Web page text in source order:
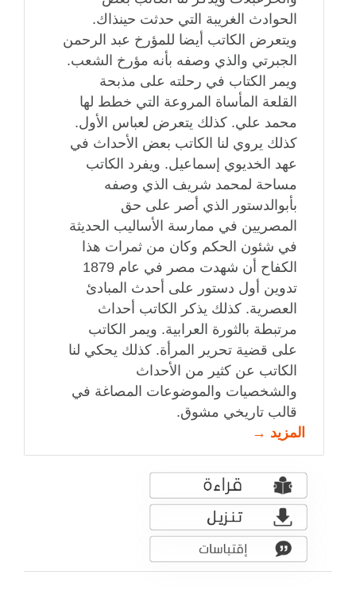
الحوادث الغريبة التي حدثت حينذاك.
ويتعرض الكاتب أيضا للمؤرخ عبد الرحمن
الجبرتي والذي وصفه بأنه مؤرخ الشعب.
ويمر الكتاب في رحلته على مذبحة
القلعة المأساة المروعة التي خطط لها
محمد علي. كذلك يتعرض لعباس الأول.
كذلك يروي لنا الكاتب بعض الأحداث في
عهد الخديوي إسماعيل. ويفرد الكاتب
مساحة لمحمد شريف الذي وصفه
بأبوالدستور الذي أصر على حق
المصريين في ممارسة الأساليب الحديثة
في شئون الحكم وكان من ثمرات هذا
الكفاح أن شهدت مصر في عام 1879
تدوين أول دستور على أحدث المبادئ
العصرية. كذلك يذكر الكاتب أحداث
مرتبطة بالثورة العرابية. ويمر الكاتب
على قضية تحرير المرأة. كذلك يحكي لنا
الكاتب عن كثير من الأحداث
والشخصيات والموضوعات المصاغة في
قالب تاريخي مشوق.
المزيد →